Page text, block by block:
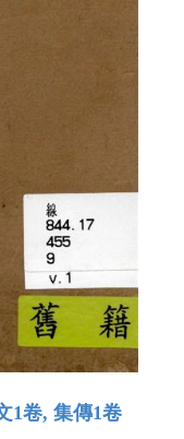
1卷, 集傳1卷